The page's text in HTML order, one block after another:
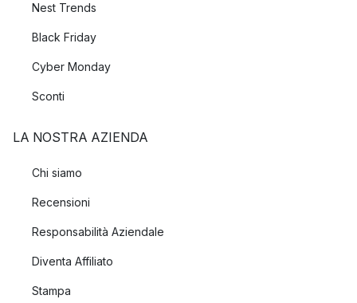
Nest Trends
Black Friday
Cyber Monday
Sconti
LA NOSTRA AZIENDA
Chi siamo
Recensioni
Responsabilità Aziendale
Diventa Affiliato
Stampa